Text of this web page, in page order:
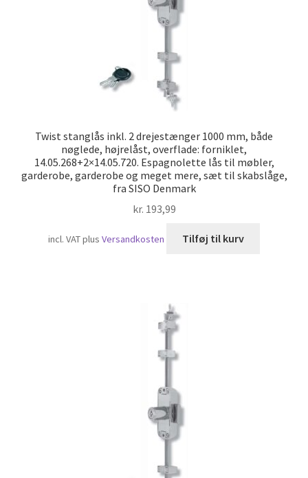
Twist stanglås inkl. 2 drejestænger 1000 mm, både
nøglede, højrelåst, overflade: forniklet,
14.05.268+2×14.05.720. Espagnolette lås til møbler,
garderobe, garderobe og meget mere, sæt til skabslåge,
fra SISO Denmark
kr. 193,99
incl. VATplusVersandkosten Tilføj til kurv